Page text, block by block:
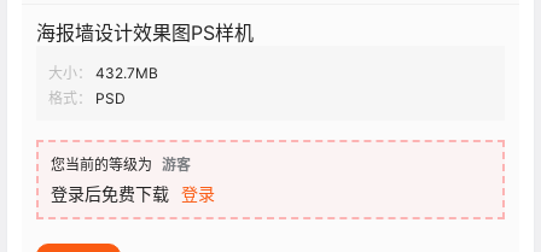
海报墙设计效果图PS样机
大小：
432.7MB
格式：
PSD
您当前的等级为 游客
登录后免费下载 登录